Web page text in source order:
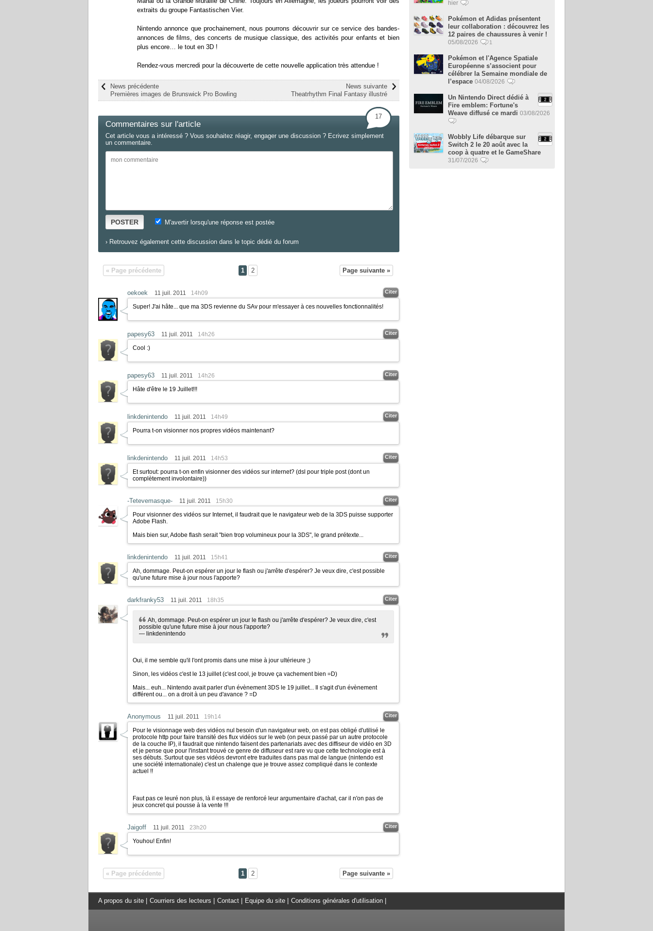
extraits du groupe Fantastischen Vier.
Nintendo annonce que prochainement, nous pourrons découvrir sur ce service des bandes-
annonces de films, des concerts de musique classique, des activités pour enfants et bien
plus encore… le tout en 3D !
Rendez-vous mercredi pour la découverte de cette nouvelle application très attendue !
News suivante
Theatrhythm Final Fantasy illustré
News précédente
Premières images de Brunswick Pro Bowling
Commentaires sur l'article
17
Cet article vous a intéressé ? Vous souhaitez réagir, engager une discussion ? Ecrivez simplement
un commentaire.
POSTER M'avertir lorsqu'une réponse est postée
› Retrouvez également cette discussion dans le topic dédié du forum
« Page précédente 1 2 Page suivante »
oekoek 11 juil. 2011 14h09 Citer
Super! J'ai hâte... que ma 3DS revienne du SAv pour m'essayer à ces nouvelles fonctionnalités!
papesy63 11 juil. 2011 14h26 Citer
Cool :)
papesy63 11 juil. 2011 14h26 Citer
Hâte d'être le 19 Juillet!!!
linkdenintendo 11 juil. 2011 14h49 Citer
Pourra t-on visionner nos propres vidéos maintenant?
linkdenintendo 11 juil. 2011 14h53 Citer
Et surtout: pourra t-on enfin visionner des vidéos sur internet? (dsl pour triple post (dont un
complètement involontaire))
-Tetevemasque- 11 juil. 2011 15h30 Citer
Pour visionner des vidéos sur Internet, il faudrait que le navigateur web de la 3DS puisse supporter
Adobe Flash.
Mais bien sur, Adobe flash serait "bien trop volumineux pour la 3DS", le grand prétexte...
linkdenintendo 11 juil. 2011 15h41 Citer
Ah, dommage. Peut-on espérer un jour le flash ou j'arrête d'espérer? Je veux dire, c'est possible
qu'une future mise à jour nous l'apporte?
darkfranky53 11 juil. 2011 18h35 Citer
Ah, dommage. Peut-on espérer un jour le flash ou j'arrête d'espérer? Je veux dire, c'est
possible qu'une future mise à jour nous l'apporte?
— linkdenintendo
Oui, il me semble qu'il l'ont promis dans une mise à jour ultérieure ;)
Sinon, les vidéos c'est le 13 juillet (c'est cool, je trouve ça vachement bien =D)
Mais... euh... Nintendo avait parler d'un évènement 3DS le 19 juillet... Il s'agit d'un évènement
différent ou... on a droit à un peu d'avance ? =D
Anonymous 11 juil. 2011 19h14 Citer
Pour le visionnage web des vidéos nul besoin d'un navigateur web, on est pas obligé d'utilisé le
protocole http pour faire transité des flux vidéos sur le web (on peux passé par un autre protocole
de la couche IP), il faudrait que nintendo faisent des partenariats avec des diffiseur de vidéo en 3D
et je pense que pour l'instant trouvé ce genre de diffuseur est rare vu que cette technologie est à
ses débuts. Surtout que ses vidéos devront etre traduites dans pas mal de langue (nintendo est
une société internationale) c'est un chalenge que je trouve assez compliqué dans le contexte
actuel !!
Faut pas ce leuré non plus, là il essaye de renforcé leur argumentaire d'achat, car il n'on pas de
jeux concret qui pousse à la vente !!!
Jaigoff 11 juil. 2011 23h20 Citer
Youhou! Enfin!
« Page précédente 1 2 Page suivante »
hier
Pokémon et Adidas présentent
leur collaboration : découvrez les
12 paires de chaussures à venir !
05/08/2026 1
Pokémon et l'Agence Spatiale
Européenne s’associent pour
célébrer la Semaine mondiale de
l’espace 04/08/2026
Un Nintendo Direct dédié à
Fire emblem: Fortune's
Weave diffusé ce mardi 03/08/2026
Wobbly Life débarque sur
Switch 2 le 20 août avec la
coop à quatre et le GameShare
31/07/2026
A propos du site Courriers des lecteurs Contact Equipe du site Conditions générales d'utilisation